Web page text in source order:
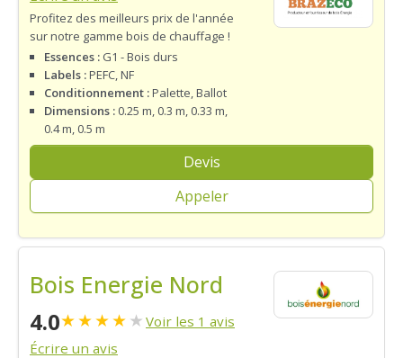
BLOG
ESPACE PRO
Profitez des meilleurs prix de l'année
sur notre gamme bois de chauffage !
Essences : G1 - Bois durs
Labels :PEFC, NF
Conditionnement :Palette, Ballot
Dimensions : 0.25 m, 0.3 m, 0.33 m,
0.4 m, 0.5 m
Devis
Appeler
Bois Energie Nord
4.0★★★★★ Voir les 1 avis
Écrire un avis